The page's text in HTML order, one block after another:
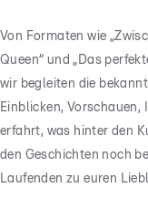
Von Formaten wie
Queen“ und „Das
wir begleiten die
Einblicken,
erfahrt, was hinter den
den Geschichten noch
Laufenden zu euren